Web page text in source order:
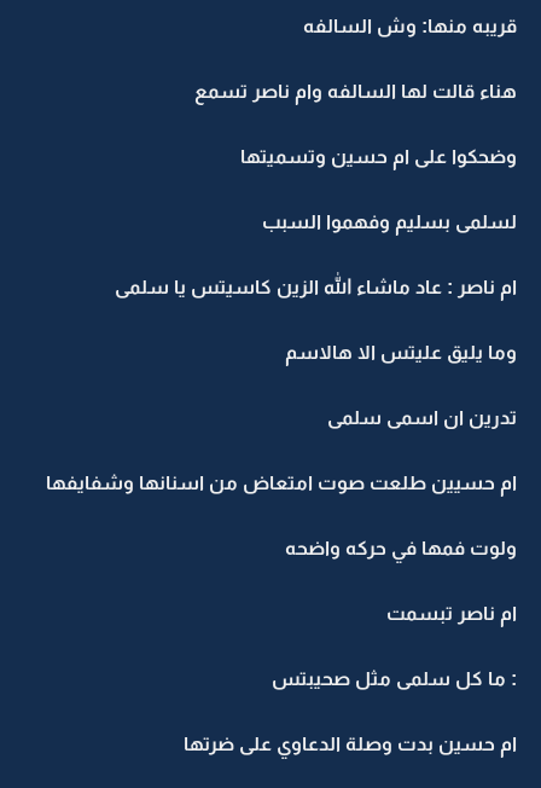
قريبه منها: وش السالفه
هناء قالت لها السالفه وام ناصر تسمع
وضحكوا على ام حسين وتسميتها
لسلمى بسليم وفهموا السبب
ام ناصر : عاد ماشاء الله الزين كاسيتس يا سلمى
وما يليق عليتس الا هالاسم
تدرين ان اسمى سلمى
ام حسيين طلعت صوت امتعاض من اسنانها وشفايفها
ولوت فمها في حركه واضحه
ام ناصر تبسمت
: ما كل سلمى مثل صحيبتس
ام حسين بدت وصلة الدعاوي على ضرتها